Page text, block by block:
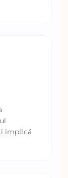
implică